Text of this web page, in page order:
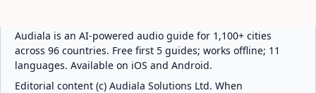
Audiala is an AI-powered audio guide for 1,100+ cities
across 96 countries. Free first 5 guides; works offline; 11
languages. Available on iOS and Android.
Editorial content (c) Audiala Solutions Ltd. When